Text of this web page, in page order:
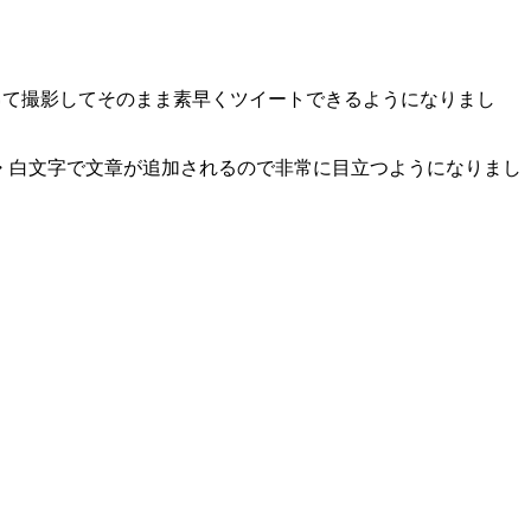
撮影してそのまま素早くツイートできるようになりまし
文字で文章が追加されるので非常に目立つようになりまし